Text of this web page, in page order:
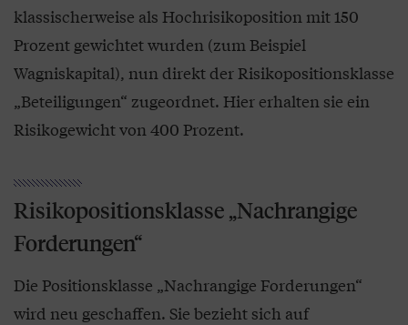
klassischerweise als Hochrisikoposition mit 150
Prozent gewichtet wurden (zum Beispiel
Wagniskapital), nun direkt der Risikopositionsklasse
„Beteiligungen“ zugeordnet. Hier erhalten sie ein
Risikogewicht von 400 Prozent.
Risikopositionsklasse „Nachrangige
Forderungen“
Die Positionsklasse „Nachrangige Forderungen“
wird neu geschaffen. Sie bezieht sich auf